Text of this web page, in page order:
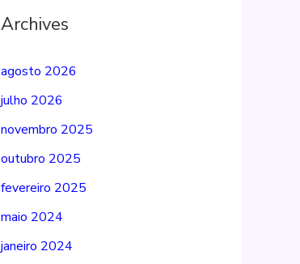
Archives
agosto 2026
julho 2026
novembro 2025
outubro 2025
fevereiro 2025
maio 2024
janeiro 2024